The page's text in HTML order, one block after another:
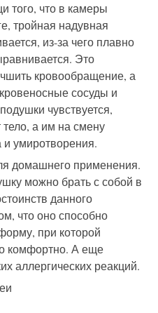
того, что в камеры
тройная надувная
из-за чего плавно
Это
кровообращение, а
сосуды и
чувствуется,
а им на смену
и умиротворения.
домашнего применения.
можно брать с собой в
данного
что оно способно
при которой
комфортно. А еще
аллергических реакций.